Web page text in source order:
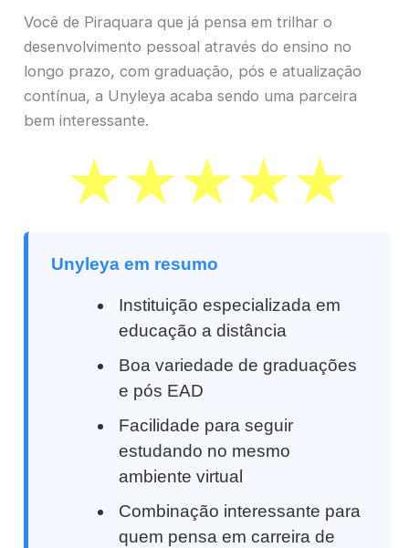
Você de Piraquara que já pensa em trilhar o
desenvolvimento pessoal através do ensino no
longo prazo, com graduação, pós e atualização
contínua, a Unyleya acaba sendo uma parceira
bem interessante.
Unyleya em resumo
Instituição especializada em
educação a distância
Boa variedade de graduações
e pós EAD
Facilidade para seguir
estudando no mesmo
ambiente virtual
Combinação interessante para
quem pensa em carreira de